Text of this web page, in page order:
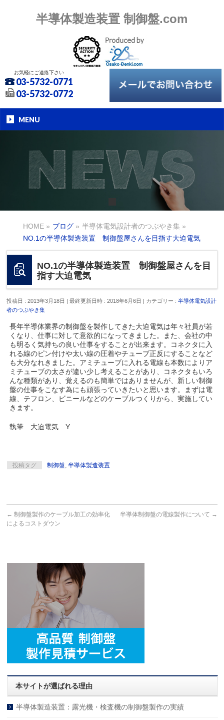
半導体製造装置 制御盤.com
お気軽にご連絡下さい
03-5732-0771
03-5732-0772
MENU
HOME » ブログ » 半導体電気設計者のつぶやき集 »
NO.1の半導体製造装置 制御盤屋さんを目指す大迫電気
NO.1の半導体製造装置 制御盤屋さんを目
指す大迫電気
投稿日 : 2013年3月18日 最終更新日時 : 2018年6月6日 カテゴリー :半導体電気設計
者のつぶやき集
長年半導体業界の制御盤を製作してきた大迫電気は年々社員が若
くなり、仕事に対して意欲的になってきました。また、会社の中
も明るく気持ちの良い仕事をすることが出来ます。コネクタに入
れる線のピン付けや太い線の圧着やチューブ正反にすることなど
も大分なれきました。アミチューブに入れる電線も本数によりア
ミチューブの太さが違い少し考えることがあり、コネクタもいろ
んな種類があり、覚えるのも簡単ではありませんが、新しい制御
盤の仕事をこなす為にも頑張っていきたいと思います。まずは電
線、テフロン、ビニールなどのケーブルつくりから、実施してい
きます。
執筆 大迫電気 Y
投稿タグ 制御盤,半導体製造装置
← 制御盤製作のケーブル加工の効率化
によるコストダウン
半導体制御盤の電線製作について →
本サイトが選ばれる理由
半導体製造装置：露光機・検査機の制御盤製作の実績